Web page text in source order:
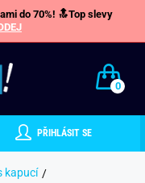
do 70%! 🔝Top slevy
0
PŘIHLÁSIT SE
kapucí